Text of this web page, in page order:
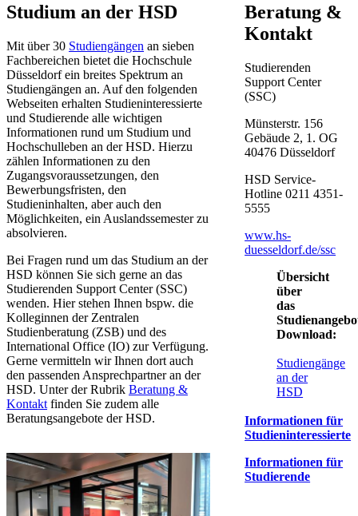
​​​​​​​​​​​​​​​​​​​​​​​​​Studium an der HSD​
Mit über 30 Studiengängen​ an sieben
Fachbereichen bietet die Hochschule​
Düsseldorf ein breites Spektrum an
Studiengängen an. Auf den folgenden
Webseiten erhalten Studieninteressierte
und Studierende alle wichtigen
Informationen rund um Studium und
Hochschulleben an der HSD. ​Hierzu
zählen Informationen zu den
Zugangsvoraussetzungen, den
Bewerbungsfristen, den
Studieninhalten, aber auch den
Möglichkeiten, ein Auslandssemester zu
absolvieren. ​
Bei Fragen rund um das Studium an der​
HSD können Sie sich gerne an das
Studierenden Support Center (SSC)
wenden. Hier stehen Ihnen bspw. die
Kolleginnen der Zentralen
Studienberatung (ZSB) und des
International Office (IO) zur Verfügung.
Gerne vermitteln wir Ihnen dort auch
den passenden Ansprechpartner an der
HSD. Unter der Rubrik Beratung &
Kontakt ​ finden Sie zudem alle
Beratungsangebote der HSD.​​
​Beratung &
Kontakt
Studierenden
Support Center
(SSC)
Münsterstr. 156
Gebäude 2, 1. OG​
40476 Düsseldorf
HSD Service-
Hotline 0211 4351-
5555​
www.hs-
duesseldorf.de/ssc​
Übersicht
über
das
Download:
Studiengänge
an der
HSD​
Informationen für
Studieninteressierte​
Informationen für
Studierende​